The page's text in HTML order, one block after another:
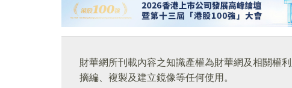
財華網所刊載內容之知識產權為財華網及相關權
摘編、複製及建立鏡像等任何使用。